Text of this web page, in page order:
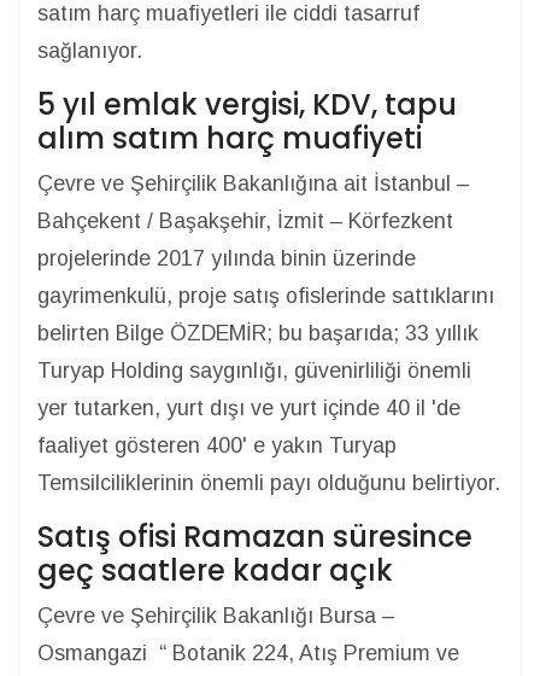
satım harç muafiyetleri ile ciddi tasarruf
sağlanıyor.
5 yıl emlak vergisi, KDV, tapu
alım satım harç muafiyeti
Çevre ve Şehirçilik Bakanlığına ait İstanbul –
Bahçekent / Başakşehir, İzmit – Körfezkent
projelerinde 2017 yılında binin üzerinde
gayrimenkulü, proje satış ofislerinde sattıklarını
belirten Bilge ÖZDEMİR; bu başarıda; 33 yıllık
Turyap Holding saygınlığı, güvenirliliği önemli
yer tutarken, yurt dışı ve yurt içinde 40 il 'de
faaliyet gösteren 400' e yakın Turyap
Temsilciliklerinin önemli payı olduğunu belirtiyor.
Satış ofisi Ramazan süresince
geç saatlere kadar açık
Çevre ve Şehirçilik Bakanlığı Bursa –
Osmangazi “ Botanik 224, Atış Premium ve